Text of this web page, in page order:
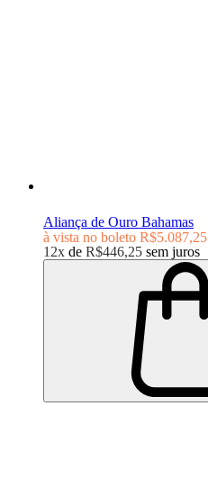
Aliança de Ouro Bahamas
à vista no boleto R$5.087,25
12x de R$446,25 sem juros